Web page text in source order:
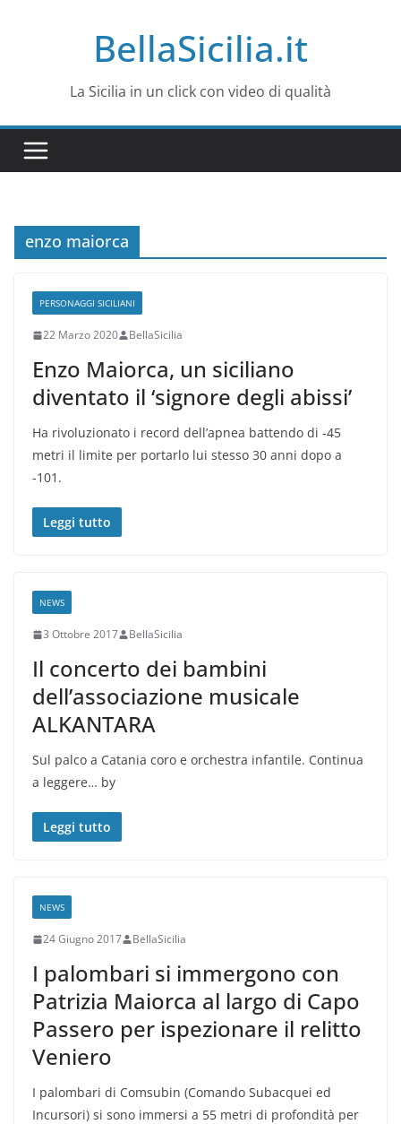
BellaSicilia.it
La Sicilia in un click con video di qualità
enzo maiorca
PERSONAGGI SICILIANI
22 Marzo 2020 BellaSicilia
Enzo Maiorca, un siciliano
diventato il ‘signore degli abissi’
Ha rivoluzionato i record dell’apnea battendo di -45
metri il limite per portarlo lui stesso 30 anni dopo a
-101.
Leggi tutto
NEWS
3 Ottobre 2017 BellaSicilia
Il concerto dei bambini
dell’associazione musicale
ALKANTARA
Sul palco a Catania coro e orchestra infantile. Continua
a leggere… by
Leggi tutto
NEWS
24 Giugno 2017 BellaSicilia
I palombari si immergono con
Patrizia Maiorca al largo di Capo
Passero per ispezionare il relitto
Veniero
I palombari di Comsubin (Comando Subacquei ed
Incursori) si sono immersi a 55 metri di profondità per